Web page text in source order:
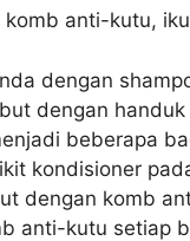
komb anti-kutu,
dengan
dengan
beberapa
kondisioner
dengan komb
anti-kutu setiap